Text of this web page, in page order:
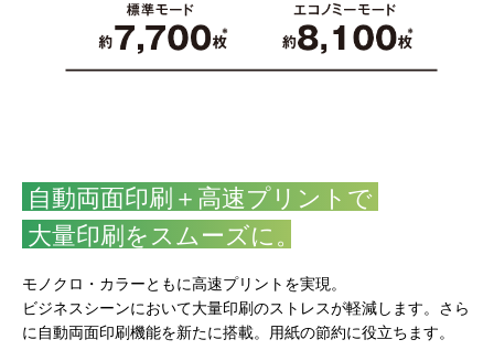
自動両面印刷＋高速プリントで
大量印刷をスムーズに。
モノクロ・カラーともに高速プリントを実現。​
ビジネスシーンにおいて大量印刷のストレスが軽減します。 さら
に自動両面印刷機能を新たに搭載。用紙の節約に役立ちます。​